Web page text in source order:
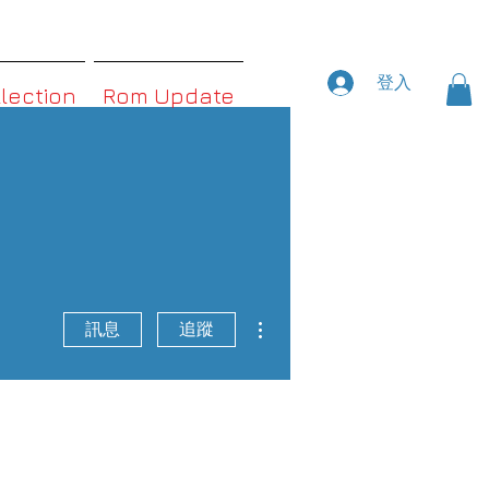
Rom Update 登入
訊息 追蹤